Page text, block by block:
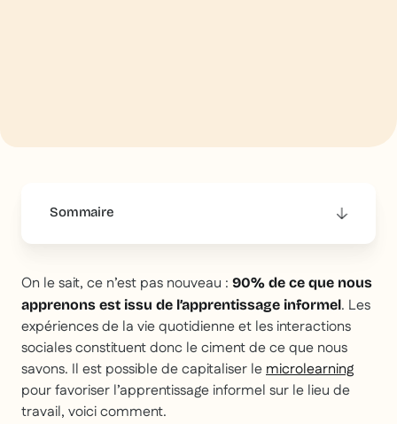
Sommaire
On le sait, ce n’est pas nouveau : 90% de ce que nous
apprenons est issu de l’apprentissage informel. Les
expériences de la vie quotidienne et les interactions
sociales constituent donc le ciment de ce que nous
savons. Il est possible de capitaliser lemicrolearning
pour favoriser l’apprentissage informel sur le lieu de
travail, voici comment.